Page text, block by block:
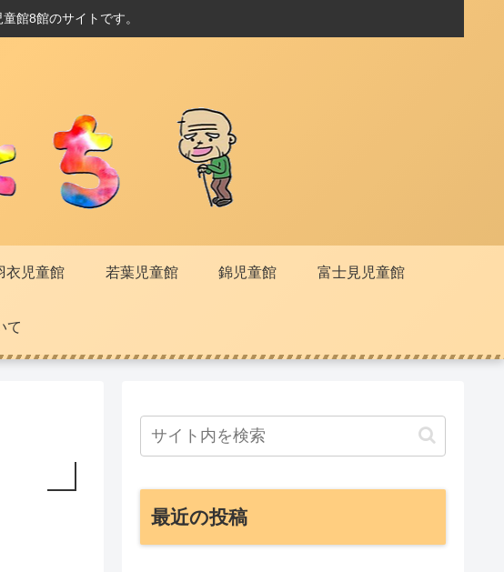
館8館のサイトです。
衣児童館 若葉児童館 錦児童館 富士見児童館
て
最近の投稿